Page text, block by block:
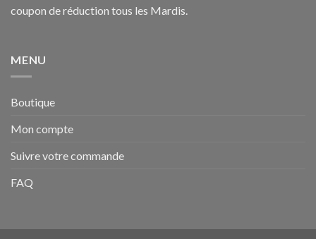
coupon de réduction tous les Mardis.
MENU
Boutique
Mon compte
Suivre votre commande
FAQ